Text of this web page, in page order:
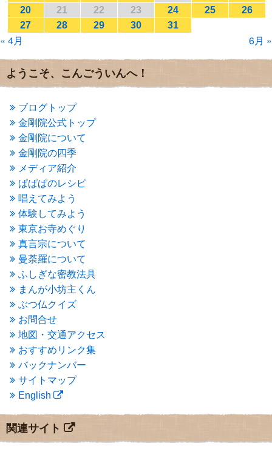
2017年1月(2)
2016年12月(4)
2016年11月(3)
2016年10月
2016年8月
2016年7月
(3)
2016年5月(3)
2016年4月
(4)
2016年3月 (4)
2016年2月 (5)
2016年1月(3)
2015年12月(6)
2015年11月 (4)
2015年10月
(4)
2015年9月(3)
2015年8月(4)
2015年7月(4)
2015年6月(3)
2015年5月(1)
2015年4月(1)
2015年3月 (3)
2015年2月(3)
2015年1月(1)
2014年12月
2014年9月(1)
2014年5月 (1)
2014年4月
2014年1月(1)
2013年11月 (4)
2013年10月
2013年8月
(7)
2013年7月
(7)
20 21 22 23 24 25
26
27
28 29 30 31
« 4月 6月 »
ようこそ、こんごういんへ！
ブログトップ
金剛院公式トップ
金剛院について
金剛院の四季
メディア紹介
ぱぱぱのレシピ
唱えてみよう
体験してみよう
東京お寺めぐり
真言宗について
曼荼羅について
ふしぎな密教法具
まんが小坊主くん
ぶつ仏クイズ
お問合せ
地図・交通アクセス
おすすめリンク集
バックナンバー
サイトマップ
English
関連サイト